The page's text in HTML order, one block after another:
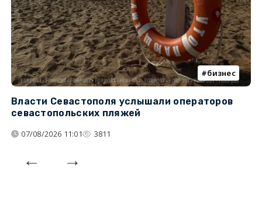
бизнес
Власти Севастополя услышали операторов
севастопольских пляжей
07/08/2026 11:01 3811